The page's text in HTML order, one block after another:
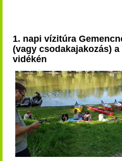
1. napi vízitúra
(vagy csodakajakozás)
vidékén